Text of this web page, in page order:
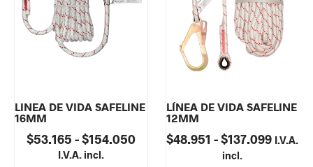
LINEA DE VIDA SAFELINE
16MM
$53.165 -$154.050
I.V.A. incl.
LÍNEA DE VIDA SAFELINE
12MM
$48.951 -$137.099 I.V.A.
incl.